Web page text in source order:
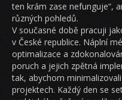
ten krám zase nefunguje“,
různých pohledů.
V současné době pracuji
v České republice. Náplní
optimalizace a
poruch a jejich zpětná
tak, abychom
projektech. Každý den se